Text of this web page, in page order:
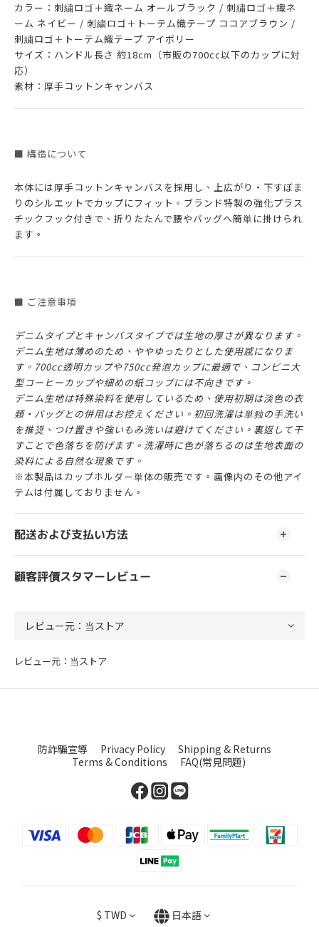
カラー：刺繍ロゴ＋織ネーム オールブラック / 刺繍ロゴ＋織ネ
ーム ネイビー / 刺繍ロゴ＋トーテム織テープ ココアブラウン /
刺繍ロゴ＋トーテム織テープ アイボリー
サイズ：ハンドル長さ 約18cm（市販の700cc以下のカップに対
応）
素材：厚手コットンキャンバス
■ 構造について
本体には厚手コットンキャンバスを採用し、上広がり・下すぼま
りのシルエットでカップにフィット。ブランド特製の強化プラス
チックフック付きで、折りたたんで腰やバッグへ簡単に掛けられ
ます。
■ ご注意事項
デニムタイプとキャンバスタイプでは生地の厚さが異なります。
デニム生地は薄めのため、ややゆったりとした使用感になりま
す。700cc透明カップや750cc発泡カップに最適で、コンビニ大
型コーヒーカップや細めの紙コップには不向きです。
デニム生地は特殊染料を使用しているため、使用初期は淡色の衣
類・バッグとの併用はお控えください。初回洗濯は単独の手洗い
を推奨、つけ置きや強いもみ洗いは避けてください。裏返して干
すことで色落ちを防げます。洗濯時に色が落ちるのは生地表面の
染料による自然な現象です。
※本製品はカップホルダー単体の販売です。画像内のその他アイ
テムは付属しておりません。
配送および支払い方法
顧客評價スタマーレビュー
レビュー元：当ストア
防詐騙宣導 Privacy Policy
Shipping & Returns
Terms & Conditions
FAQ(常見問題)
$ TWD 日本語